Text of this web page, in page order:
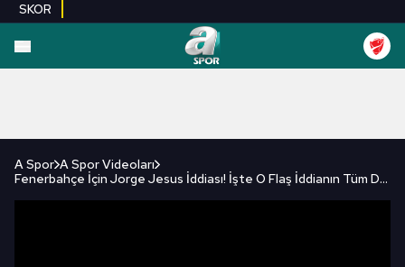
SKOR
FUTBOL
A Spor A Spor Videoları
Fenerbahçe İçin Jorge Jesus İddiası! İşte O Flaş İddianın Tüm Detayları